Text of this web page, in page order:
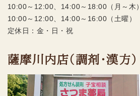
10:00～12:00、14:00～18:00（月～木）
10:00～12:00、14:00～16:00（土曜）
定休日：金・日・祝
薩摩川内店（調剤・漢方）